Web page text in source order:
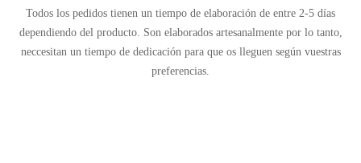
Todos los pedidos tienen un tiempo de elaboración de entre 2-5 días
dependiendo del producto. Son elaborados artesanalmente por lo tanto,
neccesitan un tiempo de dedicación para que os lleguen según vuestras
preferencias.